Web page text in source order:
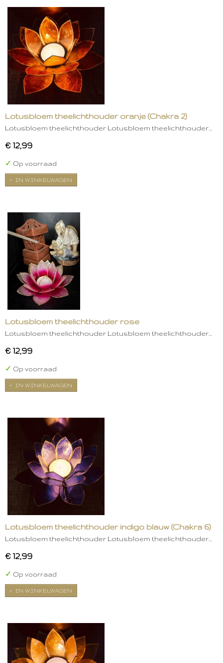
Lotusbloem theelichthouder oranje (Chakra 2)
Lotusbloem theelichthouder Lotusbloem theelichthouder…
€ 12,99
✓ Op voorraad
IN WINKELWAGEN
Lotusbloem theelichthouder rose
Lotusbloem theelichthouder Lotusbloem theelichthouder…
€ 12,99
✓ Op voorraad
IN WINKELWAGEN
Lotusbloem theelichthouder indigo blauw (Chakra 6)
Lotusbloem theelichthouder Lotusbloem theelichthouder…
€ 12,99
✓ Op voorraad
IN WINKELWAGEN